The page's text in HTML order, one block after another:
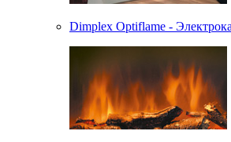
Dimplex Optiflame -